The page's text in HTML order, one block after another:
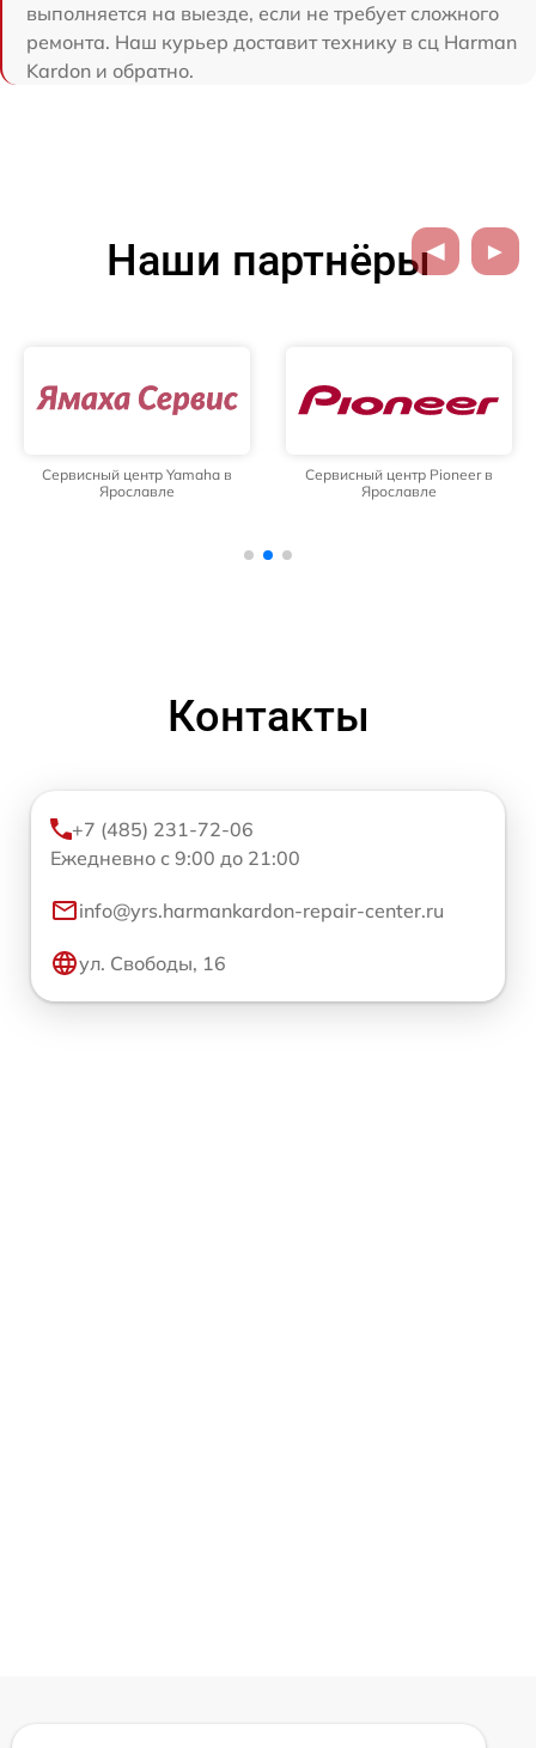
выполняется на выезде, если не требует сложного
ремонта. Наш курьер доставит технику в сц Harman
Kardon и обратно.
Наши партнёры
Сервисный центр Yamaha в
Ярославле
Сервисный центр Pioneer в
Ярославле
Контакты
+7 (485) 231-72-06
Ежедневно с 9:00 до 21:00
info@yrs.harmankardon-repair-center.ru
ул. Свободы, 16